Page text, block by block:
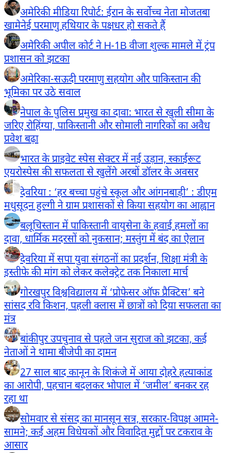
अमेरिकी मीडिया रिपोर्ट: ईरान के सर्वोच्च नेता मोजतबा
खामेनेई परमाणु हथियार के पक्षधर हो सकते हैं
अमेरिकी अपील कोर्ट ने H-1B वीजा शुल्क मामले में ट्रंप
प्रशासन को झटका
अमेरिका-सऊदी परमाणु सहयोग और पाकिस्तान की
भूमिका पर उठे सवाल
नेपाल के पुलिस प्रमुख का दावा: भारत से खुली सीमा के
जरिए रोहिंग्या, पाकिस्तानी और सोमाली नागरिकों का अवैध
प्रवेश बढ़ा
भारत के प्राइवेट स्पेस सेक्टर में नई उड़ान, स्काईरूट
एयरोस्पेस की सफलता से खुलेंगे अरबों डॉलर के अवसर
देवरिया : ‘हर बच्चा पहुंचे स्कूल और आंगनबाड़ी’ : डीएम
मधुसूदन हुल्गी ने ग्राम प्रशासकों से किया सहयोग का आह्वान
बलूचिस्तान में पाकिस्तानी वायुसेना के हवाई हमलों का
दावा, धार्मिक मदरसों को नुकसान; मस्तुंग में बंद का ऐलान
देवरिया में सपा युवा संगठनों का प्रदर्शन, शिक्षा मंत्री के
इस्तीफे की मांग को लेकर कलेक्ट्रेट तक निकाला मार्च
गोरखपुर विश्वविद्यालय में ‘प्रोफेसर ऑफ प्रैक्टिस’ बने
सांसद रवि किशन, पहली क्लास में छात्रों को दिया सफलता का
मंत्र
बांकीपुर उपचुनाव से पहले जन सुराज को झटका, कई
नेताओं ने थामा बीजेपी का दामन
27 साल बाद कानून के शिकंजे में आया दोहरे हत्याकांड
का आरोपी, पहचान बदलकर भोपाल में ‘जमील’ बनकर रह
रहा था
सोमवार से संसद का मानसून सत्र, सरकार-विपक्ष आमने-
सामने; कई अहम विधेयकों और विवादित मुद्दों पर टकराव के
आसार